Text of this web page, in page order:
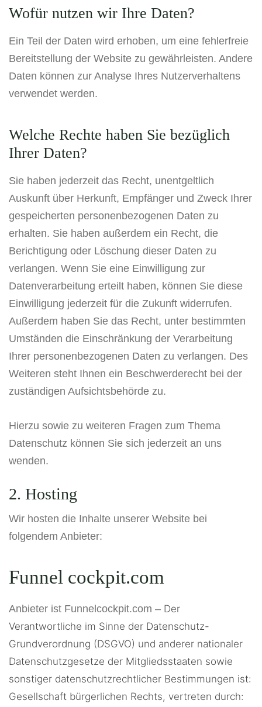
Wofür nutzen wir Ihre Daten?
Ein Teil der Daten wird erhoben, um eine fehlerfreie
Bereitstellung der Website zu gewährleisten. Andere
Daten können zur Analyse Ihres Nutzerverhaltens
verwendet werden.
Welche Rechte haben Sie bezüglich
Ihrer Daten?
Sie haben jederzeit das Recht, unentgeltlich
Auskunft über Herkunft, Empfänger und Zweck Ihrer
gespeicherten personenbezogenen Daten zu
erhalten. Sie haben außerdem ein Recht, die
Berichtigung oder Löschung dieser Daten zu
verlangen. Wenn Sie eine Einwilligung zur
Datenverarbeitung erteilt haben, können Sie diese
Einwilligung jederzeit für die Zukunft widerrufen.
Außerdem haben Sie das Recht, unter bestimmten
Umständen die Einschränkung der Verarbeitung
Ihrer personenbezogenen Daten zu verlangen. Des
Weiteren steht Ihnen ein Beschwerderecht bei der
zuständigen Aufsichtsbehörde zu.
Hierzu sowie zu weiteren Fragen zum Thema
Datenschutz können Sie sich jederzeit an uns
wenden.
2. Hosting
Wir hosten die Inhalte unserer Website bei
folgendem Anbieter:
Funnel cockpit.com
Anbieter ist Funnelcockpit.com – Der
Verantwortliche im Sinne der Datenschutz-
Grundverordnung (DSGVO) und anderer nationaler
Datenschutzgesetze der Mitgliedsstaaten sowie
sonstiger datenschutzrechtlicher Bestimmungen ist:
Gesellschaft bürgerlichen Rechts, vertreten durch: